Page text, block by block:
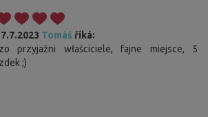
Tomáš říká:
przyjaźni właściciele, fajne miejsce, 5
;)